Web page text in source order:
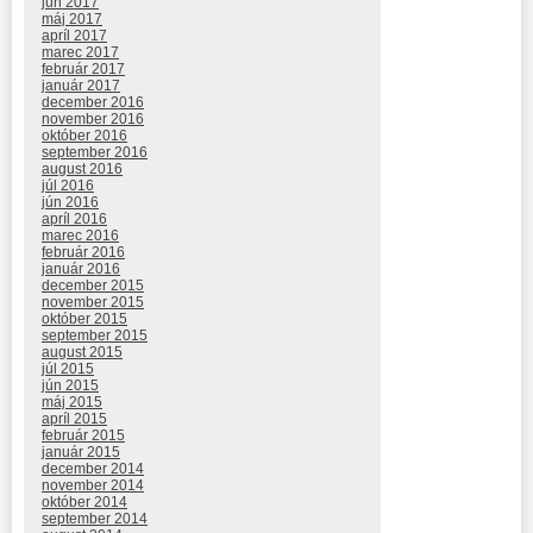
máj 2017
apríl 2017
marec 2017
február 2017
január 2017
december 2016
november 2016
október 2016
september 2016
august 2016
júl 2016
jún 2016
apríl 2016
marec 2016
február 2016
január 2016
december 2015
november 2015
október 2015
september 2015
august 2015
júl 2015
jún 2015
máj 2015
apríl 2015
február 2015
január 2015
december 2014
november 2014
október 2014
september 2014